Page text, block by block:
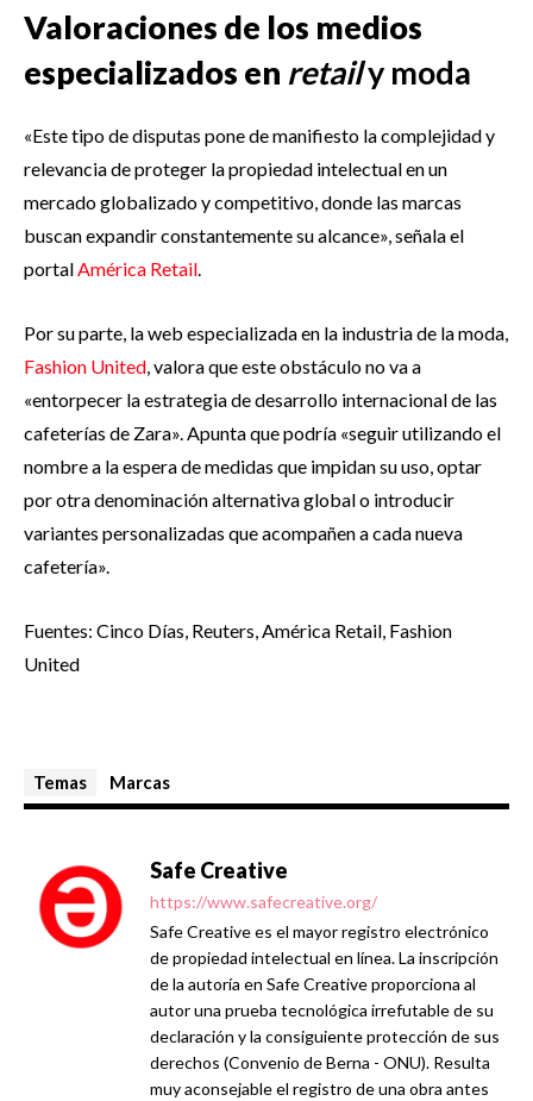
Valoraciones de los medios
especializados en retaily moda
«Este tipo de disputas pone de manifiesto la complejidad y
relevancia de proteger la propiedad intelectual en un
mercado globalizado y competitivo, donde las marcas
buscan expandir constantemente su alcance», señala el
portalAmérica Retail.
Por su parte, la web especializada en la industria de la moda,
Fashion United, valora que este obstáculo no va a
«entorpecer la estrategia de desarrollo internacional de las
cafeterías de Zara». Apunta que podría «seguir utilizando el
nombre a la espera de medidas que impidan su uso, optar
por otra denominación alternativa global o introducir
variantes personalizadas que acompañen a cada nueva
cafetería».
Fuentes: Cinco Días, Reuters, América Retail, Fashion
United
Temas Marcas
Safe Creative
https://www.safecreative.org/
Safe Creative es el mayor registro electrónico
de propiedad intelectual en línea. La inscripción
de la autoría en Safe Creative proporciona al
autor una prueba tecnológica irrefutable de su
declaración y la consiguiente protección de sus
derechos (Convenio de Berna - ONU). Resulta
muy aconsejable el registro de una obra antes